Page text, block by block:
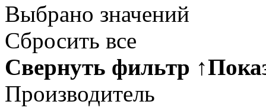
Выбрано значений
Сбросить все
Свернуть фильтр ↑
Производитель